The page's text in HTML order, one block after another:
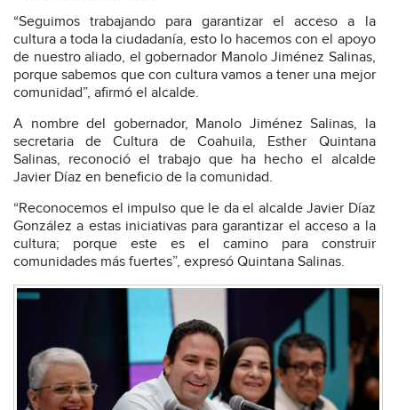
“Seguimos trabajando para garantizar el acceso a la
cultura a toda la ciudadanía, esto lo hacemos con el apoyo
de nuestro aliado, el gobernador Manolo Jiménez Salinas,
porque sabemos que con cultura vamos a tener una mejor
comunidad”, afirmó el alcalde.
A nombre del gobernador, Manolo Jiménez Salinas, la
secretaria de Cultura de Coahuila, Esther Quintana
Salinas, reconoció el trabajo que ha hecho el alcalde
Javier Díaz en beneficio de la comunidad.
“Reconocemos el impulso que le da el alcalde Javier Díaz
González a estas iniciativas para garantizar el acceso a la
cultura; porque este es el camino para construir
comunidades más fuertes”, expresó Quintana Salinas.